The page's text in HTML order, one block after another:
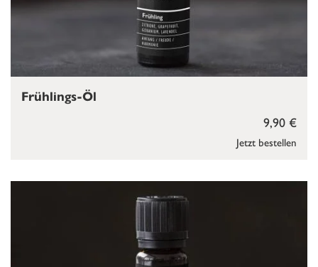
Jetzt bestellen
9,90 €
Frühlings-Öl